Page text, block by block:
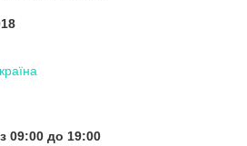
09:00 до 19:00